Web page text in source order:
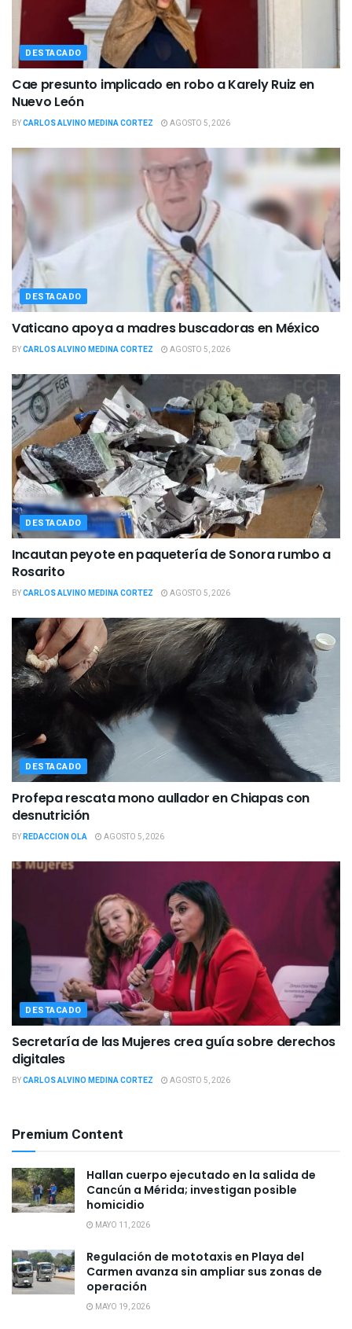
DESTACADO
Cae presunto implicado en robo a Karely Ruiz en
Nuevo León
BYCARLOS ALVINO MEDINA CORTEZ AGOSTO 5, 2026
DESTACADO
Vaticano apoya a madres buscadoras en México
BYCARLOS ALVINO MEDINA CORTEZ AGOSTO 5, 2026
DESTACADO
Incautan peyote en paquetería de Sonora rumbo a
Rosarito
BYCARLOS ALVINO MEDINA CORTEZ AGOSTO 5, 2026
DESTACADO
Profepa rescata mono aullador en Chiapas con
desnutrición
BYREDACCION OLA AGOSTO 5, 2026
DESTACADO
Secretaría de las Mujeres crea guía sobre derechos
digitales
BYCARLOS ALVINO MEDINA CORTEZ AGOSTO 5, 2026
Premium Content
Hallan cuerpo ejecutado en la salida de
Cancún a Mérida; investigan posible
homicidio
MAYO 11, 2026
Regulación de mototaxis en Playa del
Carmen avanza sin ampliar sus zonas de
operación
MAYO 19, 2026